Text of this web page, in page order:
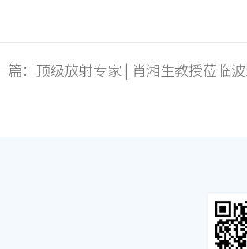
： 顶级放射专家 | 肖湘生教授莅临